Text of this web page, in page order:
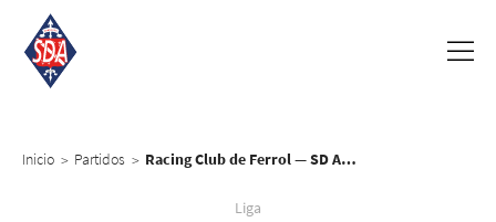
Inicio > Partidos > Racing Club de Ferrol — SD Amorebieta
Liga